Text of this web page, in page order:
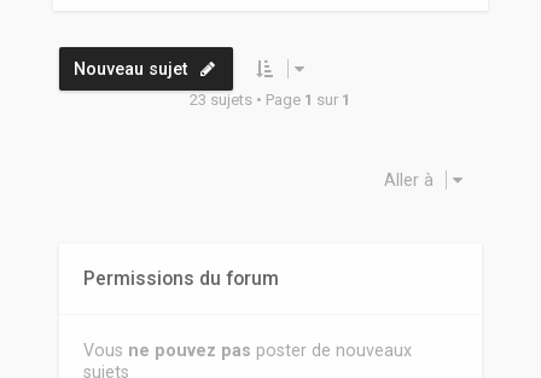
Nouveau sujet
23 sujets • Page 1 sur 1
Aller à
Permissions du forum
Vous ne pouvez pas poster de nouveaux
sujets